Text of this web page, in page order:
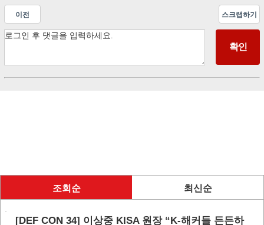
이전 스크랩하기
조회순 최신순
[DEF CON 34] 이상중 KISA 원장 “K-해커들 든든하